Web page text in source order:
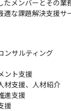
たメンバーとその
適な課題解決支援サ
ンサルティング
ント支援
材支援、人材紹介
進支援
援